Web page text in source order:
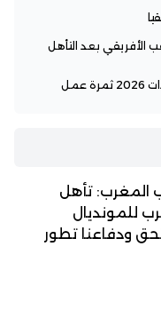
الأفريقي بعد التأهل
فيلدا: تأهل المغرب لمونديال السيدات 2026 ثمرة عمل
المغرب: تأهل
للمونديال
ودفاعنا تطور